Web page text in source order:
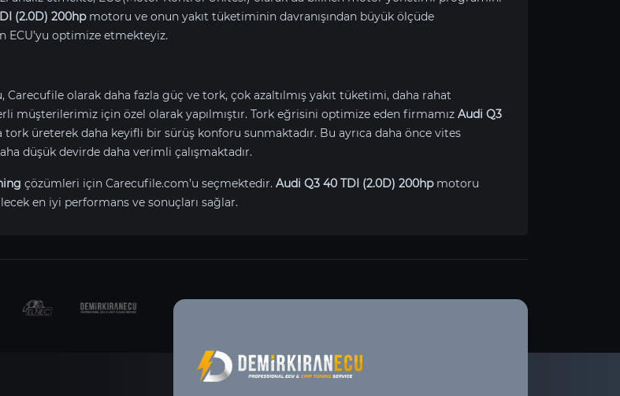
(2.0D) 200hpmotoru ve onun yakıt tüketiminin davranışından büyük ölçüde
optimize etmekteyiz.
olarak daha fazla güç ve tork, çok azaltılmış yakıt tüketimi, daha rahat
müşterilerimiz için özel olarak yapılmıştır. Tork eğrisini optimize eden firmamız Audi Q3
üreterek daha keyifli bir sürüş konforu sunmaktadır. Bu ayrıca daha önce vites
düşük devirde daha verimli çalışmaktadır.
çözümleri için Carecufile.com’u seçmektedir. Audi Q3 40 TDI (2.0D) 200hpmotoru
en iyi performans ve sonuçları sağlar.